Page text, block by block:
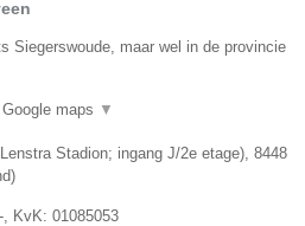
Siegerswoude, maar wel in de provincie
Google maps ▼
Stadion; ingang J/2e etage), 8448
)
-, KvK: 01085053